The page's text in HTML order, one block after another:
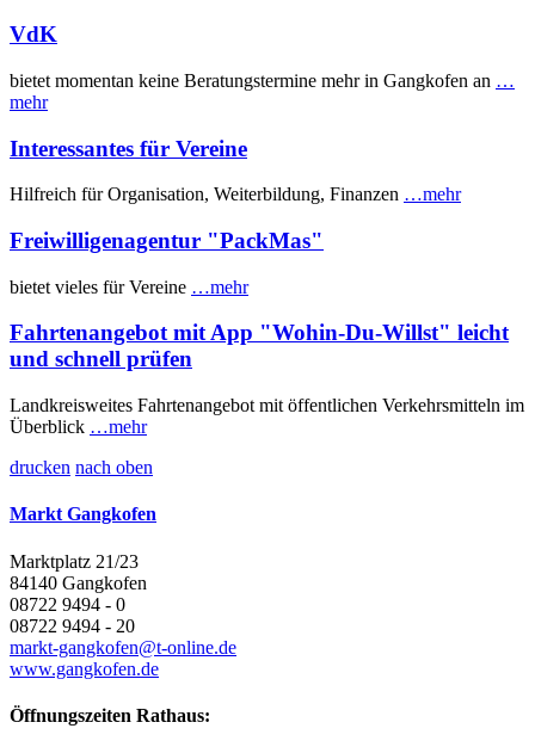
VdK
bietet momentan keine Beratungstermine mehr in Gangkofen an …
mehr
Interessantes für Vereine
Hilfreich für Organisation, Weiterbildung, Finanzen …mehr
Freiwilligenagentur "PackMas"
bietet vieles für Vereine …mehr
Fahrtenangebot mit App "Wohin-Du-Willst" leicht
und schnell prüfen
Landkreisweites Fahrtenangebot mit öffentlichen Verkehrsmitteln im
Überblick …mehr
drucken nach oben
Markt Gangkofen
Marktplatz 21/23
84140 Gangkofen
08722 9494 - 0
08722 9494 - 20
markt-gangkofen@t-online.de
www.gangkofen.de
Öffnungszeiten Rathaus: